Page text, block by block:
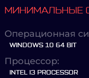
МИНИМАЛЬНЫЕ
Операционная
WINDOWS 10 64 BIT
Процессор:
INTEL I3 PROCESSOR